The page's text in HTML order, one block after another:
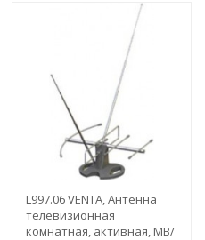
L997.06 VENTA, Антенна
телевизионная
комнатная, активная, МВ/